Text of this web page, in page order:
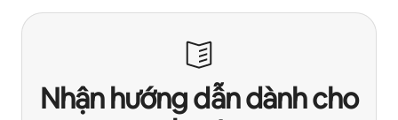
Nhận hướng dẫn dành cho